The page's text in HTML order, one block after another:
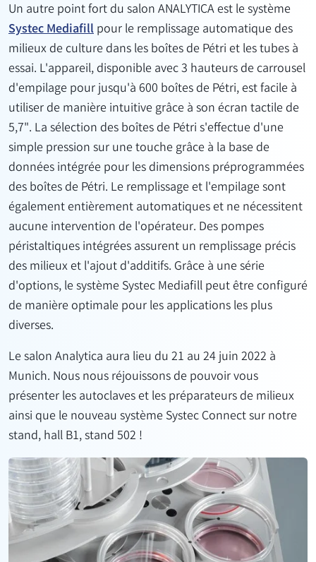
Un autre point fort du salon ANALYTICA est le système
Systec Mediafillpour le remplissage automatique des
milieux de culture dans les boîtes de Pétri et les tubes à
essai. L'appareil, disponible avec 3 hauteurs de carrousel
d'empilage pour jusqu'à 600 boîtes de Pétri, est facile à
utiliser de manière intuitive grâce à son écran tactile de
5,7". La sélection des boîtes de Pétri s'effectue d'une
simple pression sur une touche grâce à la base de
données intégrée pour les dimensions préprogrammées
des boîtes de Pétri. Le remplissage et l'empilage sont
également entièrement automatiques et ne nécessitent
aucune intervention de l'opérateur. Des pompes
péristaltiques intégrées assurent un remplissage précis
des milieux et l'ajout d'additifs. Grâce à une série
d'options, le système Systec Mediafill peut être configuré
de manière optimale pour les applications les plus
diverses.
Le salon Analytica aura lieu du 21 au 24 juin 2022 à
Munich. Nous nous réjouissons de pouvoir vous
présenter les autoclaves et les préparateurs de milieux
ainsi que le nouveau système Systec Connect sur notre
stand, hall B1, stand 502 !